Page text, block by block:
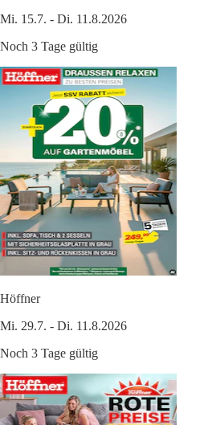
Mi. 15.7. - Di. 11.8.2026
Noch 3 Tage gültig
Höffner
Mi. 29.7. - Di. 11.8.2026
Noch 3 Tage gültig